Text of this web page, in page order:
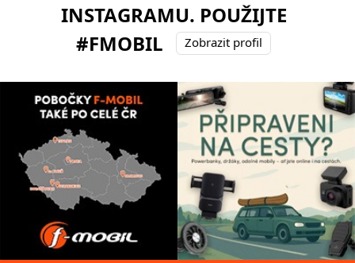
INSTAGRAMU. POUŽIJTE
#FMOBIL
Zobrazit profil